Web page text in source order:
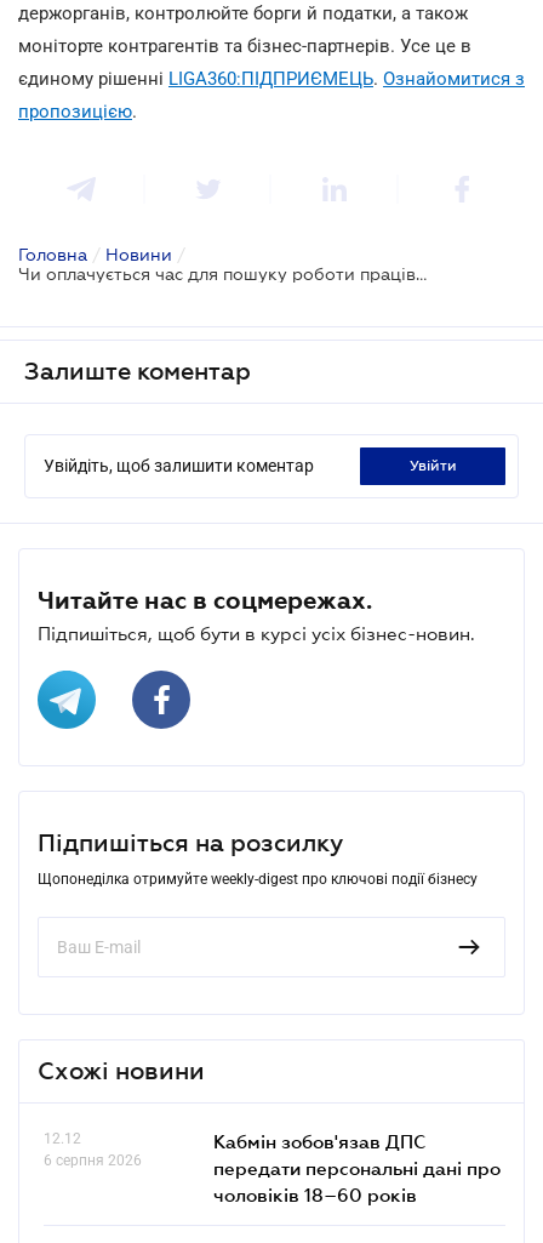
держорганів, контролюйте борги й податки, а також
моніторте контрагентів та бізнес-партнерів. Усе це в
єдиному рішенні LIGA360:ПІДПРИЄМЕЦЬ. Ознайомитися з
пропозицією.
Головна / Новини /
Чи оплачується час для пошуку роботи працівникові, який попереджений про звільнення
Залиште коментар
Увійдіть, щоб залишити коментар увійти
Читайте нас в соцмережах.
Підпишіться, щоб бути в курсі усіх бізнес-новин.
Підпишіться на розсилку
Щопонеділка отримуйте weekly-digest про ключові події бізнесу
Схожі новини
12.12
6 серпня 2026
Кабмін зобов'язав ДПС
передати персональні дані про
чоловіків 18–60 років